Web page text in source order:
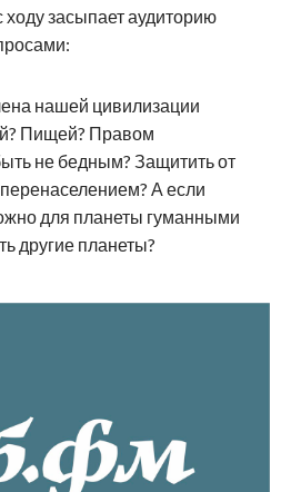
засыпает аудиторию
нашей цивилизации
Пищей? Правом
не бедным? Защитить от
А если
для планеты гуманными
другие планеты?